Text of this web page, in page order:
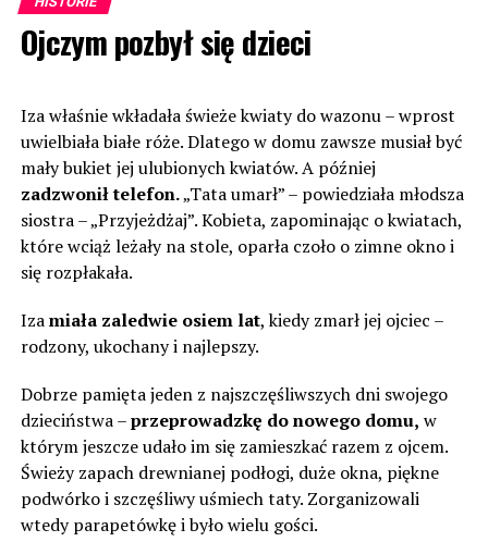
Ojczym pozbył się dzieci
Iza właśnie wkładała świeże kwiaty do wazonu – wprost
uwielbiała białe róże. Dlatego w domu zawsze musiał być
mały bukiet jej ulubionych kwiatów. A później
zadzwonił telefon.„Tata umarł” – powiedziała młodsza
siostra – „Przyjeżdżaj”. Kobieta, zapominając o kwiatach,
które wciąż leżały na stole, oparła czoło o zimne okno i
się rozpłakała.
Izamiała zaledwie osiem lat, kiedy zmarł jej ojciec –
rodzony, ukochany i najlepszy.
Dobrze pamięta jeden z najszczęśliwszych dni swojego
dzieciństwa –przeprowadzkę do nowego domu, w
którym jeszcze udało im się zamieszkać razem z ojcem.
Świeży zapach drewnianej podłogi, duże okna, piękne
podwórko i szczęśliwy uśmiech taty. Zorganizowali
wtedy parapetówkę i było wielu gości.